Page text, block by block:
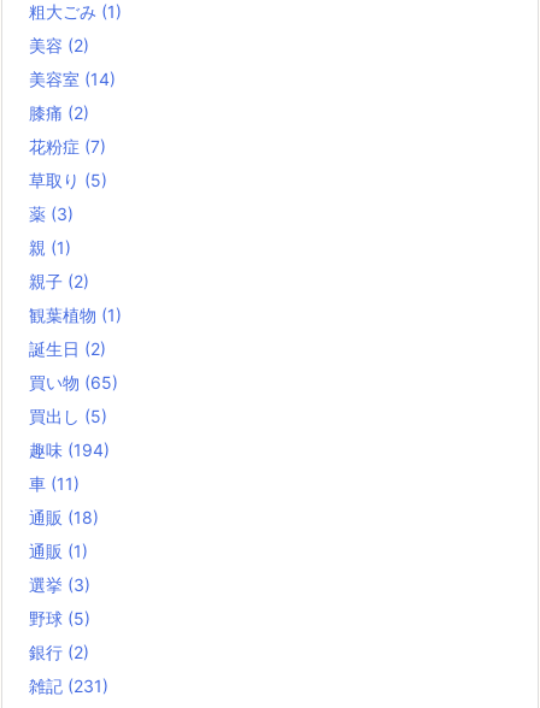
粗大ごみ (1)
美容 (2)
美容室 (14)
膝痛 (2)
花粉症 (7)
草取り (5)
薬 (3)
親 (1)
親子 (2)
観葉植物 (1)
誕生日 (2)
買い物 (65)
買出し (5)
趣味 (194)
車 (11)
通販 (18)
通販 (1)
選挙 (3)
野球 (5)
銀行 (2)
雑記 (231)